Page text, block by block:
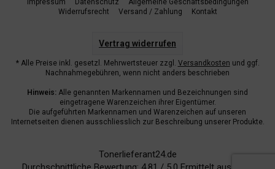
Impressum
Datenschutz
Allgemeine Geschäftsbedingungen
Widerrufsrecht
Versand / Zahlung Kontakt
Vertrag widerrufen
* Alle Preise inkl. gesetzl. Mehrwertsteuer zzgl. Versandkosten und ggf.
Nachnahmegebühren, wenn nicht anders beschrieben
Hinweis: Alle genannten Markennamen und Bezeichnungen sind
eingetragene Warenzeichen ihrer Eigentümer.
Die aufgeführten Markennamen und Warenzeichen auf unseren
Internetseiten dienen ausschliesslich zur Beschreibung unserer Produkte.
Tonerlieferant24.de